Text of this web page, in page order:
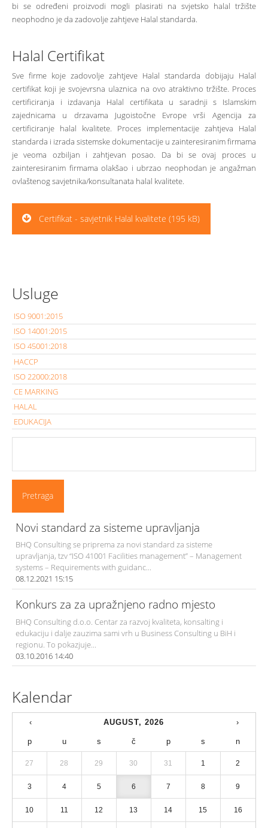
bi se određeni proizvodi mogli plasirati na svjetsko halal tržište
neophodno je da zadovolje zahtjeve Halal standarda.
Halal Certifikat
Sve firme koje zadovolje zahtjeve Halal standarda dobijaju Halal
certifikat koji je svojevrsna ulaznica na ovo atraktivno tržište. Proces
certificiranja i izdavanja Halal certifikata u saradnji s Islamskim
zajednicama u drzavama Jugoistočne Evrope vrši Agencija za
certificiranje halal kvalitete. Proces implementacije zahtjeva Halal
standarda i izrada sistemske dokumentacije u zainteresiranim firmama
je veoma ozbiljan i zahtjevan posao. Da bi se ovaj proces u
zainteresiranim firmama olakšao i ubrzao neophodan je angažman
ovlaštenog savjetnika/konsultanata halal kvalitete.
Certifikat - savjetnik Halal kvalitete (195 kB)
Usluge
ISO 9001:2015
ISO 14001:2015
ISO 45001:2018
HACCP
ISO 22000:2018
CE MARKING
HALAL
EDUKACIJA
Novi standard za sisteme upravljanja
BHQ Consulting se priprema za novi standard za sisteme
upravljanja, tzv “ISO 41001 Facilities management” – Management
systems – Requirements with guidanc...
08.12.2021 15:15
Konkurs za za upražnjeno radno mjesto
BHQ Consulting d.o.o. Centar za razvoj kvaliteta, konsalting i
edukaciju i dalje zauzima sami vrh u Business Consulting u BiH i
regionu. To pokazjuje...
03.10.2016 14:40
Kalendar
‹ AUGUST, 2026 ›
p u s č p s n
27 28 29 30 31 1 2
3 4 5 6 7 8 9
10 11 12 13 14 15 16